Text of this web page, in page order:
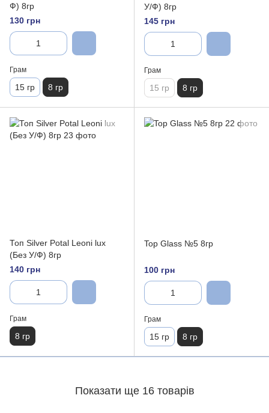
Ф) 8гр
130 грн
Грам
15 гр 8 гр
У/Ф) 8гр
145 грн
Грам
15 гр 8 гр
Топ Silver Potal Leoni lux
(Без У/Ф) 8гр
140 грн
Грам
8 гр
Top Glass №5 8гр
100 грн
Грам
15 гр 8 гр
Показати ще 16 товарів